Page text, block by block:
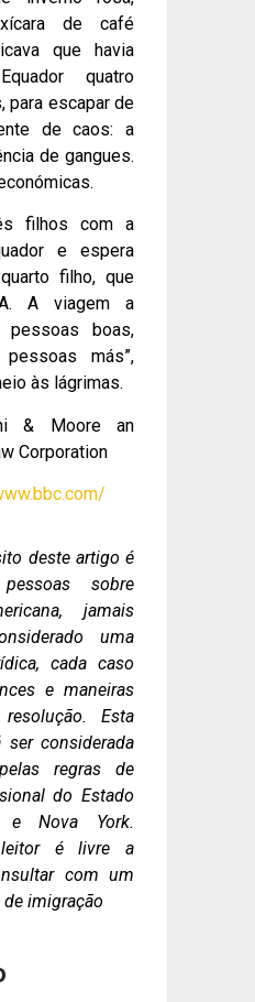
de café
que havia
quatro
para escapar de
de caos: a
de gangues.
filhos com a
e espera
filho, que
A viagem a
pessoas boas,
más”,
às lágrimas.
& Moore an
Corporation
deste artigo é
sobre
jamais
uma
cada caso
e maneiras
Esta
ser considerada
regras de
do Estado
e Nova York.
leitor é livre a
com um
imigração